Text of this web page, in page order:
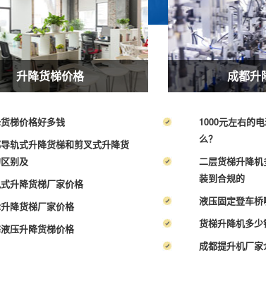
升降货梯价格
梯价格好多钱
轨式升降货梯和剪叉式升降货
别及
升降货梯厂家价格
降货梯厂家价格
压升降货梯价格
成都升
1000元左右的
么？
二层货梯升降
装到合规的
液压固定登车桥
货梯升降机多少
成都提升机厂